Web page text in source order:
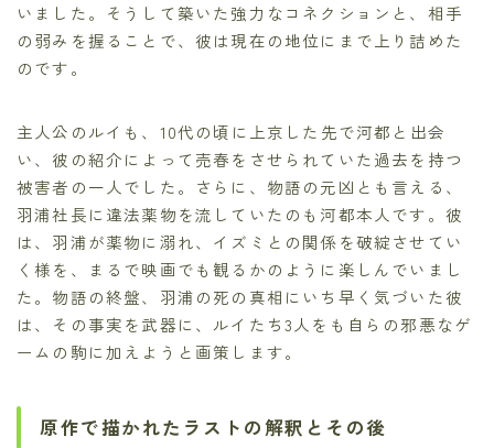
いました。そうして築いた強力なコネクションと、相手
の弱みを握ることで、彼は現在の地位にまで上り詰めた
のです。
主人公のルイも、10代の頃に上京した先で河都と出会
い、彼の紹介によって売春をさせられていた過去を持つ
被害者の一人でした。さらに、物語の元凶とも言える、
羽浦社長に違法薬物を流していたのも河都本人です。彼
は、羽浦が薬物に溺れ、イズミとの関係を破綻させてい
く様を、まるで映画でも観るかのように楽しんでいまし
た。物語の終盤、羽浦の死の真相にいち早く気づいた彼
は、その事実を武器に、ルイたち3人をも自らの邪悪なゲ
ームの駒に加えようと画策します。
原作で描かれたラストの解釈とその後